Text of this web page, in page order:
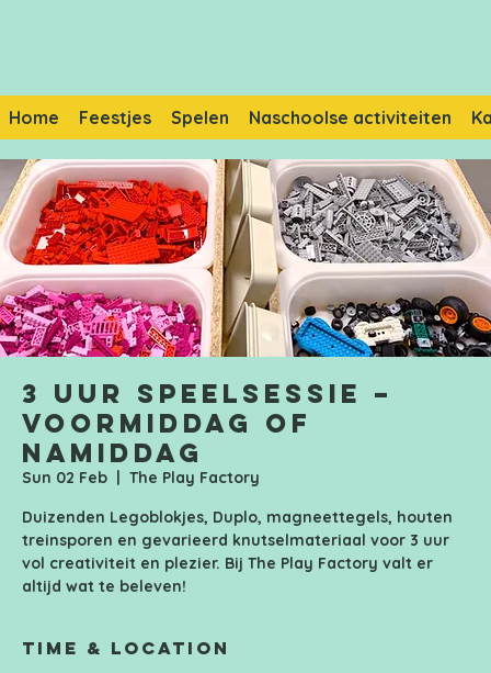
Home Feestjes Spelen Naschoolse activiteiten
3 uur speelsessie –
Voormiddag of
namiddag
Sun 02 Feb
  |
The Play Factory
Duizenden Legoblokjes, Duplo, magneettegels, houten
treinsporen en gevarieerd knutselmateriaal voor 3 uur
vol creativiteit en plezier. Bij The Play Factory valt er
altijd wat te beleven!
Time & Location